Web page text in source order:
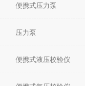
便携式压力泵
压力泵
便携式液压校验仪